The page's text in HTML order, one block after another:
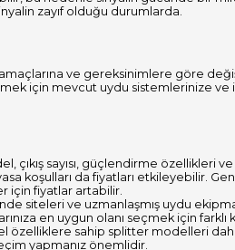
zayıf olduğu durumlarda.
ve gereksinimlere göre
için mevcut uydu sistemlerinize ve
çıkış sayısı, güçlendirme özellikleri
koşulları da fiyatları etkileyebilir.
için fiyatlar artabilir.
siteleri ve uzmanlaşmış uydu
en uygun olanı seçmek için farklı
özelliklere sahip splitter modelleri
yapmanız önemlidir.